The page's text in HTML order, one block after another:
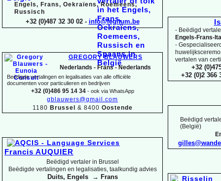
- Beëdigd
Engels-Frans-
-
vertalen van
+32
+32 (0)2 366
Beëdigd
(België)
Engels, Frans, Oekraïens, Roemeens,
Russisch
+32 (0)487 32 30 02 - info@legitum.be
GREGORY BLAUWERS
Nederlands - Frans -Nederlands
Beëdigde vertalingen en legalisaties van alle officiële
documenten voor particulieren en bedrijven
+32 (0)486 95 14 34 -ook via WhatsApp
gblauwers@gmail.com
1180 Brussel & 8400 Oostende
Francis AUQUIER
Beëdigd vertaler in Brussel
Beëdigde vertalingen en legalisaties, taalkundig advies
Duits, Engels → Frans